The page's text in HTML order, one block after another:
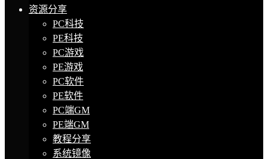
资源分享
PC科技
PE科技
PC游戏
PE游戏
PC软件
PE软件
PC端GM
PE端GM
教程分享
系统镜像